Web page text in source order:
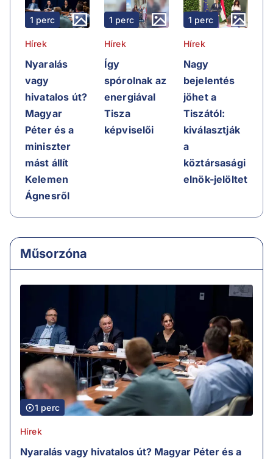
1 perc
Hírek
Nyaralás
vagy
hivatalos út?
Magyar
Péter és a
miniszter
mást állít
Kelemen
Ágnesről
1 perc
Hírek
Így
spórolnak az
energiával
Tisza
képviselői
1 perc
Hírek
Nagy
bejelentés
jöhet a
Tiszától:
kiválasztják
a
köztársasági
elnök-jelöltet
Műsorzóna
1 perc
Hírek
Nyaralás vagy hivatalos út? Magyar Péter és a